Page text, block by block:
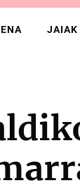
JAIAK